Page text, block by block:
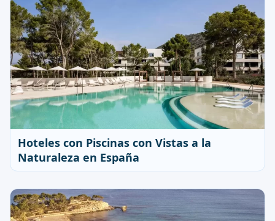
Hoteles con Piscinas con Vistas a la
Naturaleza en España